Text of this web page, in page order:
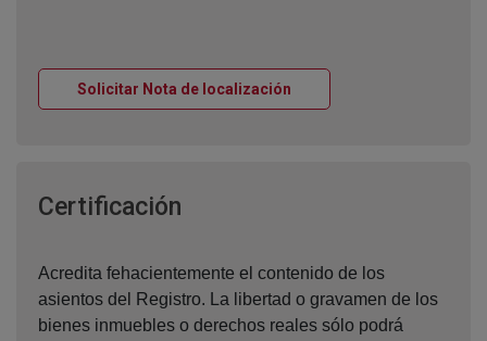
Solicitar Nota de localización
Certificación
Acredita fehacientemente el contenido de los
asientos del Registro. La libertad o gravamen de los
bienes inmuebles o derechos reales sólo podrá